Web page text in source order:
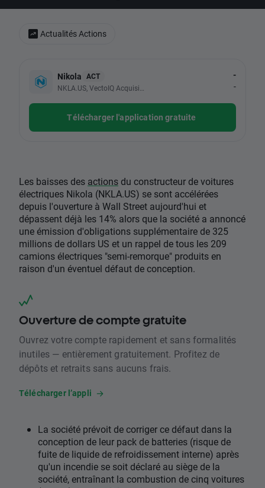
Nikola ACT
NKLA.US, VectoIQ Acquisition Corp
-
-
Télécharger l'application gratuite
Les baisses des actions du constructeur de voitures
électriques Nikola (NKLA.US) se sont accélérées
depuis l'ouverture à Wall Street aujourd'hui et
dépassent déjà les 14% alors que la société a annoncé
une émission d'obligations supplémentaire de 325
millions de dollars US et un rappel de tous les 209
camions électriques "semi-remorque" produits en
raison d'un éventuel défaut de conception.
Ouverture de compte gratuite
Ouvrez votre compte rapidement et sans formalités
inutiles — entièrement gratuitement. Profitez de
dépôts et retraits sans aucuns frais.
Télécharger l’appli
La société prévoit de corriger ce défaut dans la
conception de leur pack de batteries (risque de
fuite de liquide de refroidissement interne) après
qu'un incendie se soit déclaré au siège de la
société, entraînant la combustion de cinq voitures
Actualités Actions